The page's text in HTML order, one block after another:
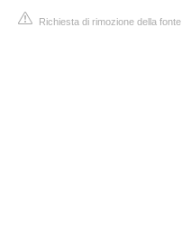
Richiesta di rimozione della fonte